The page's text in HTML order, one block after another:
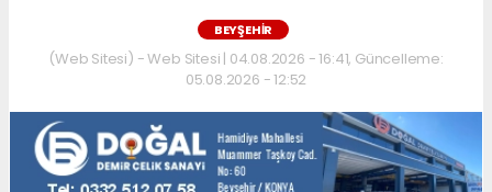
BEYŞEHIR
(Web Sitesi) - Web Sitesi | 04.08.2026 - 16:41, Güncelleme:
05.08.2026 - 12:52